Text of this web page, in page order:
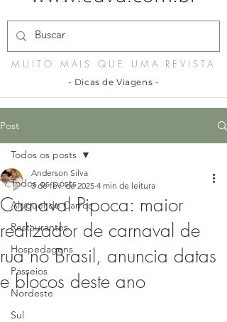
MUITO MAIS QUE UMA REVISTA
- Dicas de Viagens -
Post
Todos os posts
Aluguel de Carros
Restaurantes
Hospedagens
Passeios
Nordeste
Sul
Todos os posts
Carnaval Pipoca: maior
realizador de carnaval de
rua no Brasil, anuncia datas
e blocos deste ano
Anderson Silva
3 de fev. de 2025 4 min de leitura